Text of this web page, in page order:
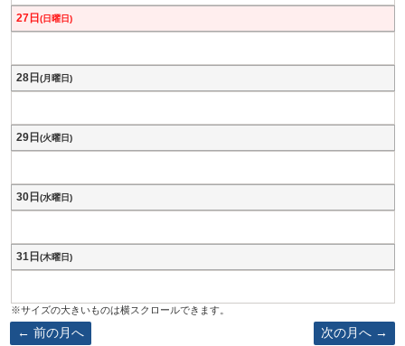
27日 (日曜日)
28日 (月曜日)
29日 (火曜日)
30日 (水曜日)
31日 (木曜日)
前の月へ 次の月へ